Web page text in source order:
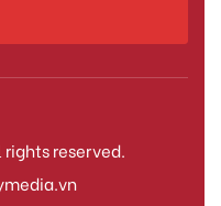
rights reserved.